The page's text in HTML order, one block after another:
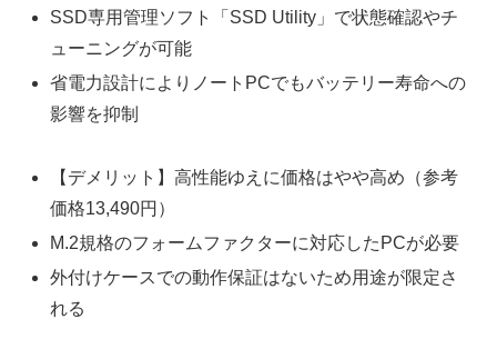
SSD専用管理ソフト「SSD Utility」で状態確認やチ
ューニングが可能
省電力設計によりノートPCでもバッテリー寿命への
影響を抑制
【デメリット】高性能ゆえに価格はやや高め（参考
価格13,490円）
M.2規格のフォームファクターに対応したPCが必要
外付けケースでの動作保証はないため用途が限定さ
れる